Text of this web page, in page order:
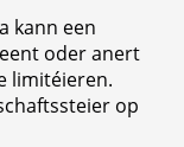
kann een
oder anert
limitéieren.
op